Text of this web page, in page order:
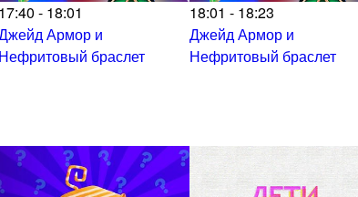
17:40 - 18:01
Армор и
Нефритовый браслет
18:01 - 18:23
Джейд Армор и
Нефритовый браслет